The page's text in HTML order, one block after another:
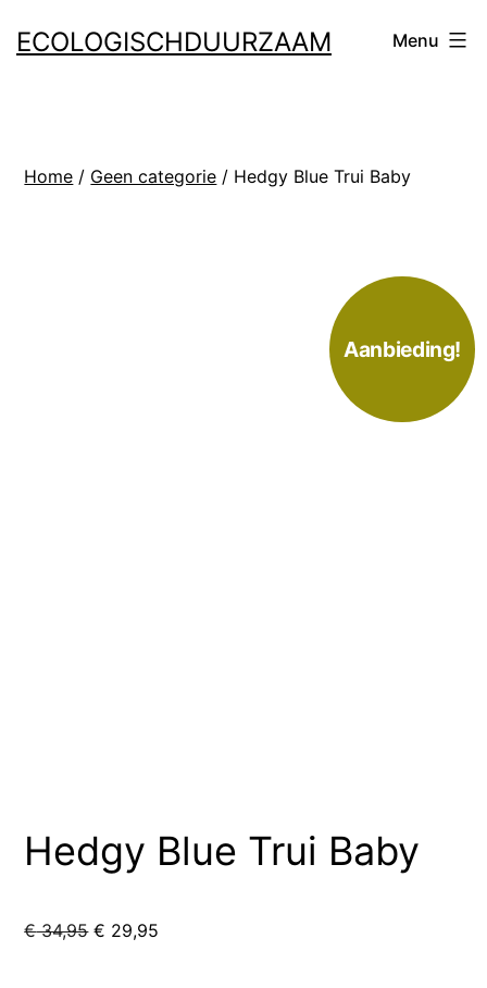
naar
ECOLOGISCHDUURZAAM Menu
Home / Geen categorie / Hedgy Blue Trui Baby
Aanbieding!
Hedgy Blue Trui Baby
€34,95 Oorspronkelijke
€ 29,95